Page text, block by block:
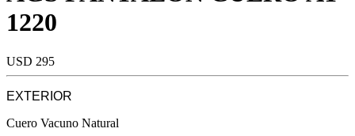
1220
USD 295
EXTERIOR
Cuero Vacuno Natural